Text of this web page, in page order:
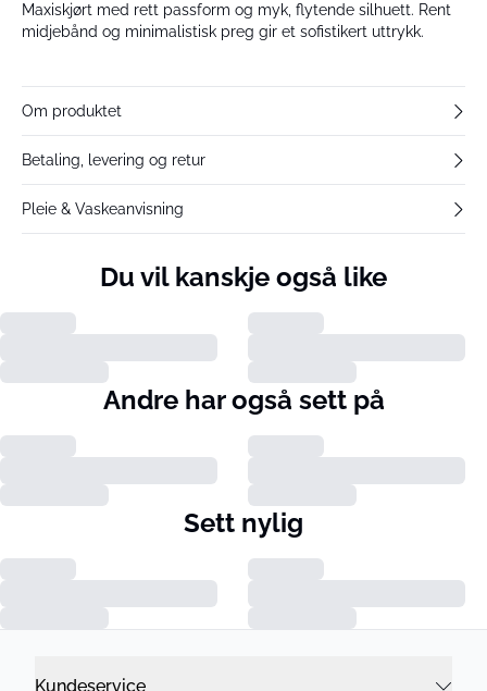
Maxiskjørt med rett passform og myk, flytende silhuett. Rent
midjebånd og minimalistisk preg gir et sofistikert uttrykk.
Om produktet
Betaling, levering og retur
Pleie & Vaskeanvisning
Du vil kanskje også like
Andre har også sett på
Sett nylig
Kundeservice